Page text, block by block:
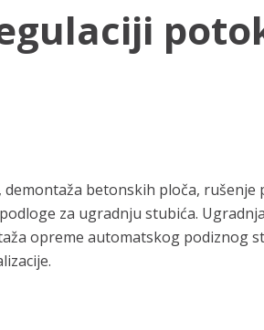
demontaža betonskih ploča,
za ugradnju stubića.
opreme automatskog podiznog